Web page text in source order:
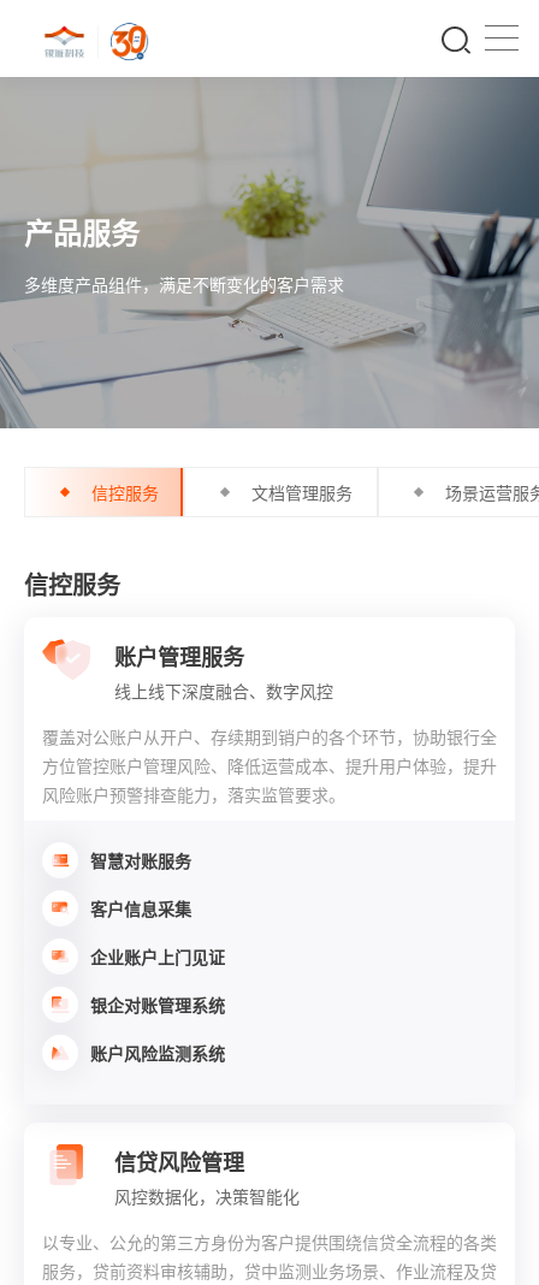
产品服务
多维度产品组件，满足不断变化的客户需求
信控服务 文档管理服务 场景运营服
信控服务
账户管理服务
线上线下深度融合、数字风控
覆盖对公账户从开户、存续期到销户的各个环节，协助银行全
方位管控账户管理风险、降低运营成本、提升用户体验，提升
风险账户预警排查能力，落实监管要求。
智慧对账服务
客户信息采集
企业账户上门见证
银企对账管理系统
账户风险监测系统
信贷风险管理
风控数据化，决策智能化
以专业、公允的第三方身份为客户提供围绕信贷全流程的各类
服务，贷前资料审核辅助，贷中监测业务场景、作业流程及贷